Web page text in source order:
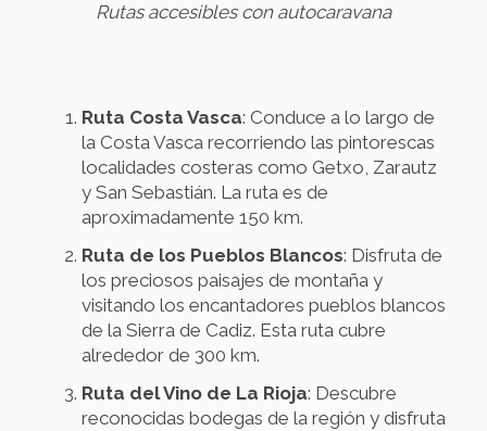
Rutas accesibles con autocaravana
Ruta Costa Vasca: Conduce a lo largo de
la Costa Vasca recorriendo las pintorescas
localidades costeras como Getxo, Zarautz
y San Sebastián. La ruta es de
aproximadamente 150 km.
Ruta de los Pueblos Blancos: Disfruta de
los preciosos paisajes de montaña y
visitando los encantadores pueblos blancos
de la Sierra de Cadiz. Esta ruta cubre
alrededor de 300 km.
Ruta del Vino de La Rioja: Descubre
reconocidas bodegas de la región y disfruta